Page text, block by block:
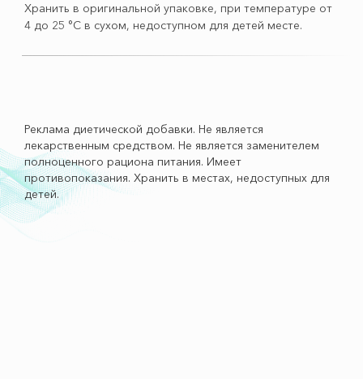
Хранить в оригинальной упаковке, при температуре от
4 до 25 °С в сухом, недоступном для детей месте.
Реклама диетической добавки. Не является
лекарственным средством. Не является заменителем
полноценного рациона питания. Имеет
противопоказания. Хранить в местах, недоступных для
детей.